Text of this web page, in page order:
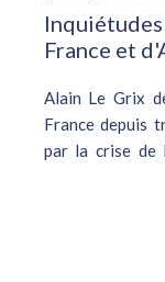
France et
Alain Le Grix
France depuis
par la crise de